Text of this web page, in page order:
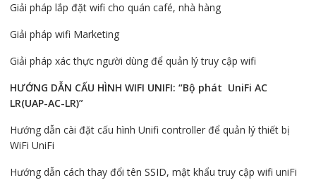
Giải pháp lắp đặt wifi cho quán café, nhà hàng
Giải pháp wifi Marketing
Giải pháp xác thực người dùng để quản lý truy cập wifi
HƯỚNG DẪN CẤU HÌNH WIFI UNIFI: “Bộ phát UniFi AC
LR(UAP-AC-LR)”
Hướng dẫn cài đặt cấu hình Unifi controller để quản lý thiết bị
WiFi UniFi
Hướng dẫn cách thay đổi tên SSID, mật khẩu truy cập wifi uniFi